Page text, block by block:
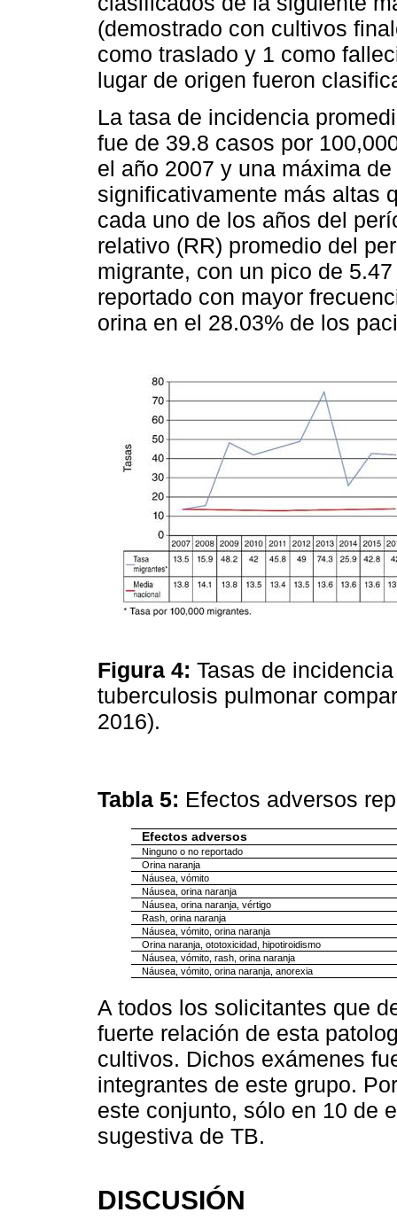
(demostrado con cultivos
como traslado y 1 como
lugar de origen fueron
La tasa de incidencia
fue de 39.8 casos por
el año 2007 y una máxima
significativamente más altas
cada uno de los años del
relativo (RR) promedio del
migrante, con un pico de
reportado con mayor
orina en el 28.03% de los
Figura 4: Tasas de
tuberculosis pulmonar
2016).
Tabla 5: Efectos adversos
Efectos adversos
Ninguno o no reportado
Orina naranja
Náusea, vómito
Náusea, orina naranja
Náusea, orina naranja, vértigo
Rash, orina naranja
Náusea, vómito, orina naranja
Orina naranja, ototoxicidad, hipotiroidismo
Náusea, vómito, rash, orina naranja
Náusea, vómito, orina naranja, anorexia
A todos los solicitantes que
fuerte relación de esta
cultivos. Dichos exámenes
integrantes de este grupo.
este conjunto, sólo en 10 de
sugestiva de TB.
DISCUSIÓN